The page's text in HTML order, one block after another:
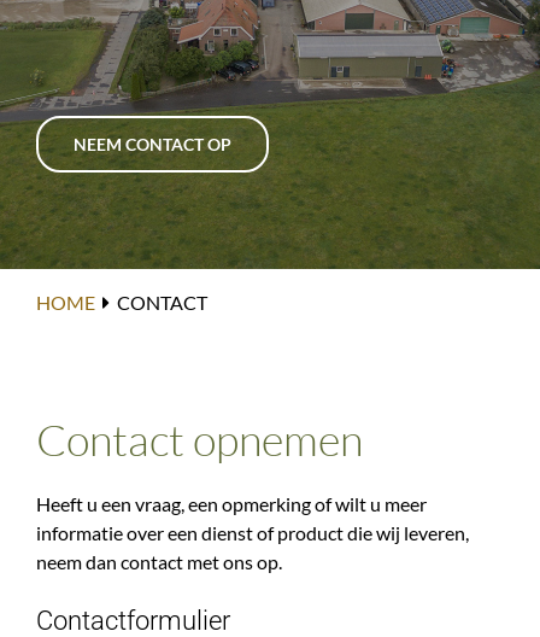
NEEM CONTACT OP
HOME CONTACT
Contact opnemen
Heeft u een vraag, een opmerking of wilt u meer
informatie over een dienst of product die wij leveren,
neem dan contact met ons op.
Contactformulier